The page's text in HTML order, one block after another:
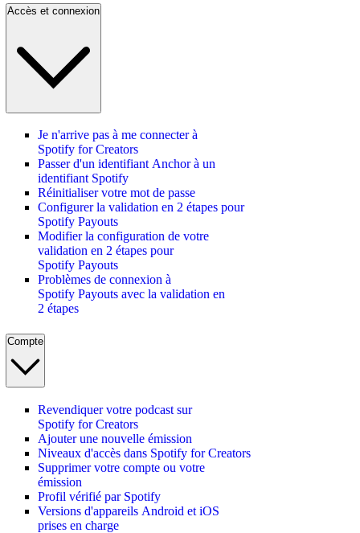
Accès et connexion
Je n'arrive pas à me connecter à
Spotify for Creators
Passer d'un identifiant Anchor à un
identifiant Spotify
Réinitialiser votre mot de passe
Configurer la validation en 2 étapes pour
Spotify Payouts
Modifier la configuration de votre
validation en 2 étapes pour
Spotify Payouts
Problèmes de connexion à
Spotify Payouts avec la validation en
2 étapes
Compte
Revendiquer votre podcast sur
Spotify for Creators
Ajouter une nouvelle émission
Niveaux d'accès dans Spotify for Creators
Supprimer votre compte ou votre
émission
Profil vérifié par Spotify
Versions d'appareils Android et iOS
prises en charge